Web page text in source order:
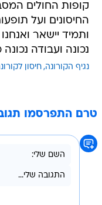
קופות החולים
החיסונים ועל
ותמיד יישאר
נכונה ועבודה
נגיף הקורונה חיסון
טרם התפרסמו